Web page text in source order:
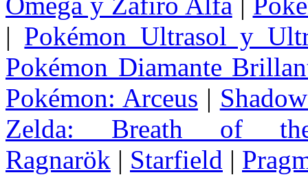
| Pokémon Ultrasol y
Pokémon Diamante
Pokémon: Arceus |
Zelda: Breath of
Ragnarök | Starfield |